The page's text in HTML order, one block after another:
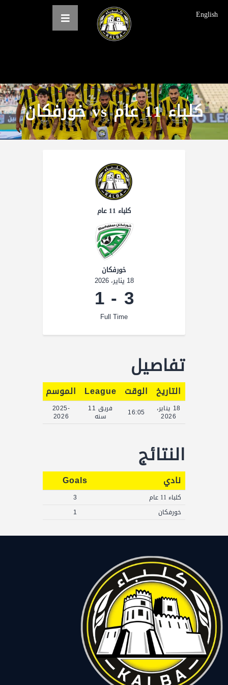
English
كلباء 11 عام vs خورفكان
الرئيسية
عن النادي
فرق النادي
الاخبار
كلباء 11 عام
خورفكان
18 يناير، 2026
3
-
1
Full Time
تفاصيل
التاريخ الوقت League الموسم
18 يناير،
2026
16:05 فريق 11
سنه
2025-
2026
النتائج
نادي Goals
كلباء 11 عام
3
خورفكان
1